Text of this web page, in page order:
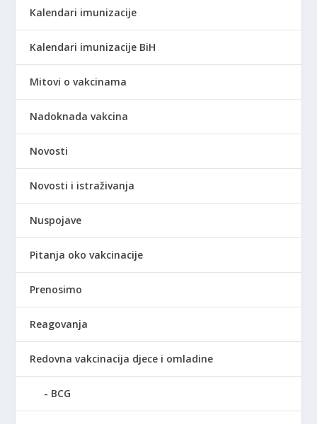
Kalendari imunizacije
Kalendari imunizacije BiH
Mitovi o vakcinama
Nadoknada vakcina
Novosti
Novosti i istraživanja
Nuspojave
Pitanja oko vakcinacije
Prenosimo
Reagovanja
Redovna vakcinacija djece i omladine
BCG